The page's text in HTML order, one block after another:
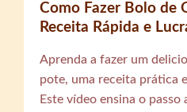
Como Fazer Bolo de
Receita Rápida e
Aprenda a fazer um
pote, uma receita prática
Este vídeo ensina o passo